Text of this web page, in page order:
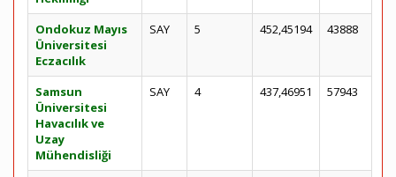
Ondokuz Mayıs
Üniversitesi
Eczacılık
SAY 5 452,45194 43888
Samsun
Üniversitesi
Havacılık ve
Uzay
Mühendisliği
SAY 4 437,46951 57943